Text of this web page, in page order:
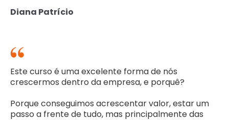
Diana Patrício
Este curso é uma excelente forma de nós
crescermos dentro da empresa, e porquê?
Porque conseguimos acrescentar valor, estar um
passo a frente de tudo, mas principalmente das